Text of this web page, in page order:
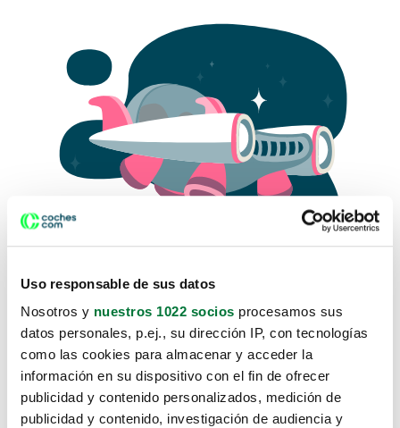
Uso responsable de sus datos
Nosotros y nuestros 1022 socios procesamos sus
datos personales, p.ej., su dirección IP, con tecnologías
como las cookies para almacenar y acceder la
información en su dispositivo con el fin de ofrecer
publicidad y contenido personalizados, medición de
publicidad y contenido, investigación de audiencia y
Lo sentimos, no sabemos como
te hemos traido hasta aquí.